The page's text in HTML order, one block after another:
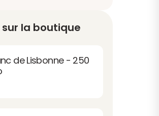
la boutique
de Lisbonne - 250